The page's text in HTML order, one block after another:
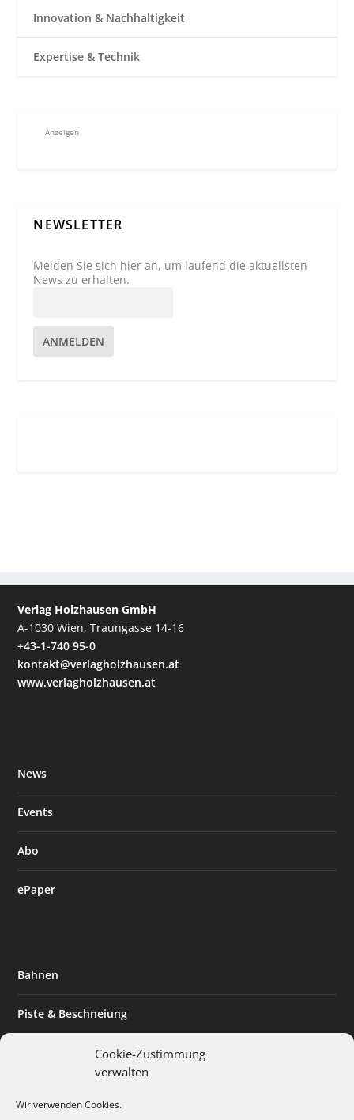
Cookie-Zustimmung
verwalten
Wir verwenden Cookies.
Innovation & Nachhaltigkeit
Expertise & Technik
Anzeigen
NEWSLETTER
Melden Sie sich hier an, um laufend die aktuellsten
News zu erhalten.
ANMELDEN
Verlag Holzhausen GmbH
A-1030 Wien, Traungasse 14-16
+43-1-740 95-0
kontakt@verlagholzhausen.at
www.verlagholzhausen.at
News
Events
Abo
ePaper
Bahnen
Piste & Beschneiung